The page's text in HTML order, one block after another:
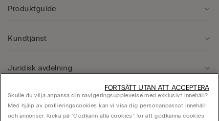
Produktguide
Kundtjänst
Juridisk avdelning
Företag
Skulle du vilja anpassa din navigeringsupplevelse med exklusivt innehåll?
Med hjälp av profileringscookies kan vi visa dig personanpassat innehåll
och annonser. Kicka på ”Godkänn alla cookies” för att godkänna cookies
FORTSÄTT UTAN ATT ACCEPTERA